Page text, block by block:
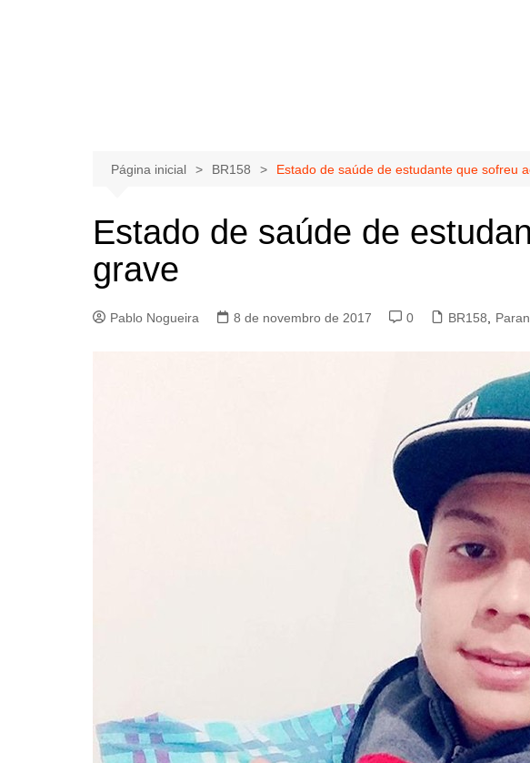
Página inicial BR158 Estado de saúde de estudante que sofreu
Estado de saúde de
grave
Pablo Nogueira 8 de novembro de 2017 0 BR158